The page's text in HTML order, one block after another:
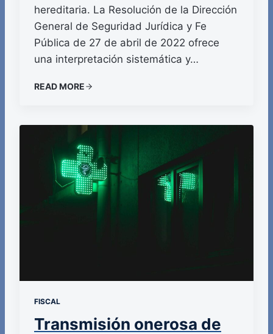
hereditaria. La Resolución de la Dirección
General de Seguridad Jurídica y Fe
Pública de 27 de abril de 2022 ofrece
una interpretación sistemática y…
READ MORE
FISCAL
Transmisión onerosa de